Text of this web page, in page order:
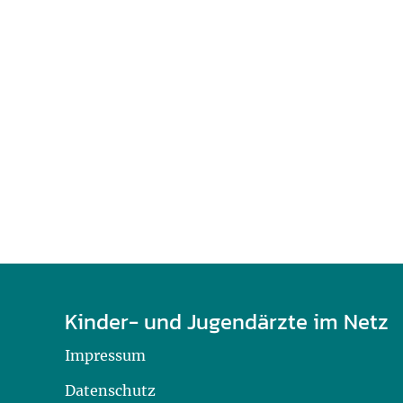
Kinder- und Jugendärzte im Netz
Impressum
Datenschutz